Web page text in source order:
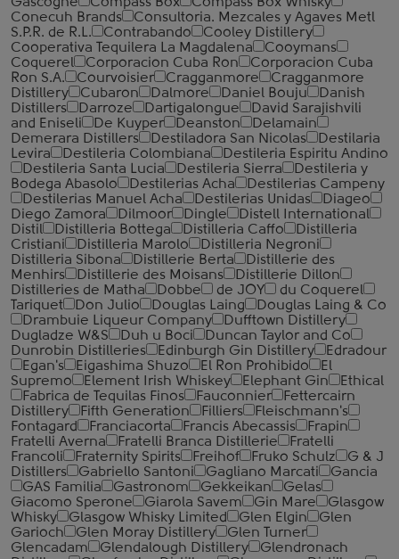
Conecuh Brands
Consultoria. Mezcales y Agaves Metl
S.P.R. de R.L.
Contrabando
Cooley Distillery
Cooperativa Tequilera La Magdalena
Cooymans
Coquerel
Corporacion Cuba Ron
Corporacion Cuba
Ron S.A.
Courvoisier Cragganmore
Cragganmore
Distillery
Cubaron Dalmore Daniel Bouju
Danish
Distillers
Darroze Dartigalongue
David Sarajishvili
and Eniseli
De Kuyper Deanston
Delamain
Demerara Distillers
Destiladora San Nicolas
Destilaria
Levira
Destileria Colombiana
Destileria Espiritu Andino
Destileria Santa Lucia
Destileria Sierra
Destileria y
Bodega Abasolo
Destilerias Acha
Destilerias Campeny
Destilerias Manuel Acha
Destilerias Unidas
Diageo
Diego Zamora
Dilmoor Dingle
Distell International
Distil
Distilleria Bottega Distilleria Caffo
Distilleria
Cristiani
Distilleria Marolo
Distilleria Negroni
Distilleria Sibona
Distillerie Berta
Distillerie des
Menhirs
Distillerie des Moisans
Distillerie Dillon
Distilleries de Matha
Dobbe de JOY
du Coquerel
Tariquet
Don Julio Douglas Laing
Douglas Laing & Co
Drambuie Liqueur Company
Dufftown Distillery
Dugladze W&S
Duh u Boci
Duncan Taylor and Co
Dunrobin Distilleries
Edinburgh Gin Distillery
Edradour
Egan's
Eigashima Shuzo El Ron Prohibido
El
Supremo
Element Irish Whiskey Elephant Gin
Ethical
Fabrica de Tequilas Finos
Fauconnier
Fettercairn
Distillery
Fifth Generation Filliers
Fleischmann's
Fontagard
Franciacorta Francis Abecassis
Frapin
Fratelli Averna
Fratelli Branca Distillerie
Fratelli
‎Francoli
Fraternity Spirits Freihof Fruko Schulz
G & J
Distillers
Gabriello Santoni Gagliano Marcati
Gancia
GAS Familia
Gastronom Gekkeikan
Gelas
Giacomo Sperone
Giarola Savem Gin Mare
Glasgow
Whisky
Glasgow Whisky Limited Glen Elgin
Glen
Garioch
Glen Moray Distillery
Glen Turner
Glencadam
Glendalough Distillery
Glendronach